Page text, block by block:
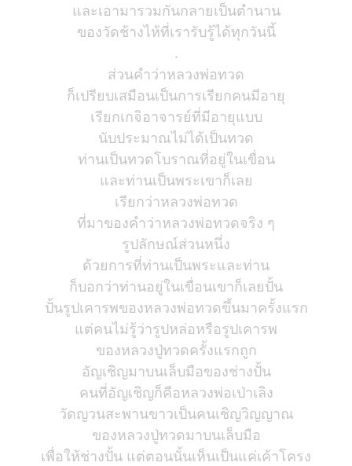
และเอามารวมกันกลายเป็นตำนาน
ของวัดช้างไห้ที่เรารับรู้ได้ทุกวันนี้
.
ส่วนคำว่าหลวงพ่อทวด
ก็เปรียบเสมือนเป็นการเรียกคนมีอายุ
เรียกเกจิอาจารย์ที่มีอายุแบบ
นับประมาณไม่ได้เป็นทวด
ท่านเป็นทวดโบราณที่อยู่ในเขื่อน
และท่านเป็นพระเขาก็เลย
เรียกว่าหลวงพ่อทวด
ที่มาของคำว่าหลวงพ่อทวดจริง ๆ
รูปลักษณ์ส่วนหนึ่ง
ด้วยการที่ท่านเป็นพระและท่าน
ก็บอกว่าท่านอยู่ในเขื่อนเขาก็เลยปั้น
ปั้นรูปเคารพของหลวงพ่อทวดขึ้นมาครั้งแรก
แต่คนไม่รู้ว่ารูปหล่อหรือรูปเคารพ
ของหลวงปู่ทวดครั้งแรกถูก
อัญเชิญมาบนเล็บมือของช่างปั้น
คนที่อัญเชิญก็คือหลวงพ่อเป่าเลิง
วัดญวนสะพานขาวเป็นคนเชิญวิญญาณ
ของหลวงปู่ทวดมาบนเล็บมือ
เพื่อให้ช่างปั้น แต่ตอนนั้นเห็นเป็นแค่เค้าโครง